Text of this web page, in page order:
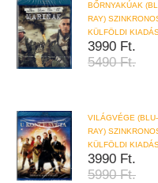
BŐRNYAKÚAK
RAY)
KÜLFÖLDI
3990 Ft.
5490 Ft.
VILÁGVÉGE (BLU-
RAY)
KÜLFÖLDI
3990 Ft.
5990 Ft.